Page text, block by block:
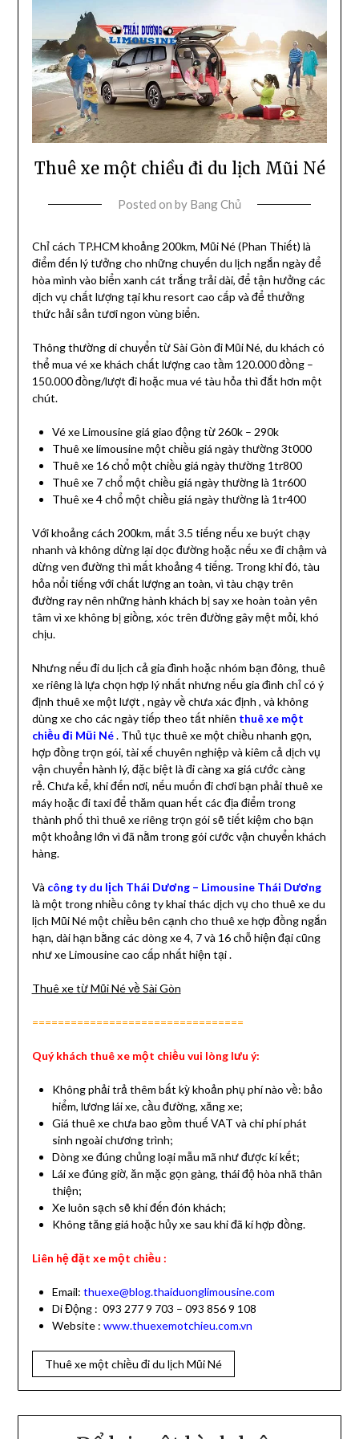
Thuê xe một chiều đi du lịch Mũi Né
Posted on by Bang Chủ
Chỉ cách TP.HCM khoảng 200km, Mũi Né (Phan Thiết) là
điểm đến lý tưởng cho những chuyến du lịch ngắn ngày để
hòa mình vào biển xanh cát trắng trải dài, để tận hưởng các
dịch vụ chất lượng tại khu resort cao cấp và để thưởng
thức hải sản tươi ngon vùng biển.
Thông thường di chuyển từ Sài Gòn đi Mũi Né, du khách có
thể mua vé xe khách chất lượng cao tầm 120.000 đồng –
150.000 đồng/lượt đi hoặc mua vé tàu hỏa thì đắt hơn một
chút.
Vé xe Limousine giá giao động từ 260k – 290k
Thuê xe limousine một chiều giá ngày thường 3t000
Thuê xe 16 chổ một chiều giá ngày thường 1tr800
Thuê xe 7 chổ một chiều giá ngày thường là 1tr600
Thuê xe 4 chổ một chiều giá ngày thường là 1tr400
Với khoảng cách 200km, mất 3.5 tiếng nếu xe buýt chạy
nhanh và không dừng lại dọc đường hoặc nếu xe đi chậm và
dừng ven đường thì mất khoảng 4 tiếng. Trong khi đó, tàu
hỏa nổi tiếng với chất lượng an toàn, vì tàu chạy trên
đường ray nên những hành khách bị say xe hoàn toàn yên
tâm vì xe không bị giồng, xóc trên đường gây mệt mỏi, khó
chịu.
Nhưng nếu đi du lịch cả gia đình hoặc nhóm bạn đông, thuê
xe riêng là lựa chọn hợp lý nhất nhưng nếu gia đình chỉ có ý
định thuê xe một lượt , ngày về chưa xác định , và không
dùng xe cho các ngày tiếp theo tất nhiên thuê xe một
chiều đi Mũi Né. Thủ tục thuê xe một chiều nhanh gọn,
hợp đồng trọn gói, tài xế chuyên nghiệp và kiêm cả dịch vụ
vận chuyển hành lý, đặc biệt là đi càng xa giá cước càng
rẻ. Chưa kể, khi đến nơi, nếu muốn đi chơi bạn phải thuê xe
máy hoặc đi taxi để thăm quan hết các địa điểm trong
thành phố thì thuê xe riêng trọn gói sẽ tiết kiệm cho bạn
một khoảng lớn vì đã nằm trong gói cước vận chuyển khách
hàng.
Và công ty du lịch Thái Dương – Limousine Thái Dương
là một trong nhiều công ty khai thác dịch vụ cho thuê xe du
lịch Mũi Né một chiều bên cạnh cho thuê xe hợp đồng ngắn
hạn, dài hạn bằng các dòng xe 4, 7 và 16 chỗ hiện đại cũng
như xe Limousine cao cấp nhất hiện tại .
Thuê xe từ Mũi Né về Sài Gòn
=================================
Quý khách thuê xe một chiều vui lòng lưu ý:
Không phải trả thêm bất kỳ khoản phụ phí nào về: bảo
hiểm, lương lái xe, cầu đường, xăng xe;
Giá thuê xe chưa bao gồm thuế VAT và chi phí phát
sinh ngoài chương trình;
Dòng xe đúng chủng loại mẫu mã như được kí kết;
Lái xe đúng giờ, ăn mặc gọn gàng, thái độ hòa nhã thân
thiện;
Xe luôn sạch sẽ khi đến đón khách;
Không tăng giá hoặc hủy xe sau khi đã kí hợp đồng.
Liên hệ đặt xe một chiều :
Email: thuexe@blog.thaiduonglimousine.com
Di Động : 093 277 9 703 – 093 856 9 108
Website : www.thuexemotchieu.com.vn
Thuê xe một chiều đi du lịch Mũi Né